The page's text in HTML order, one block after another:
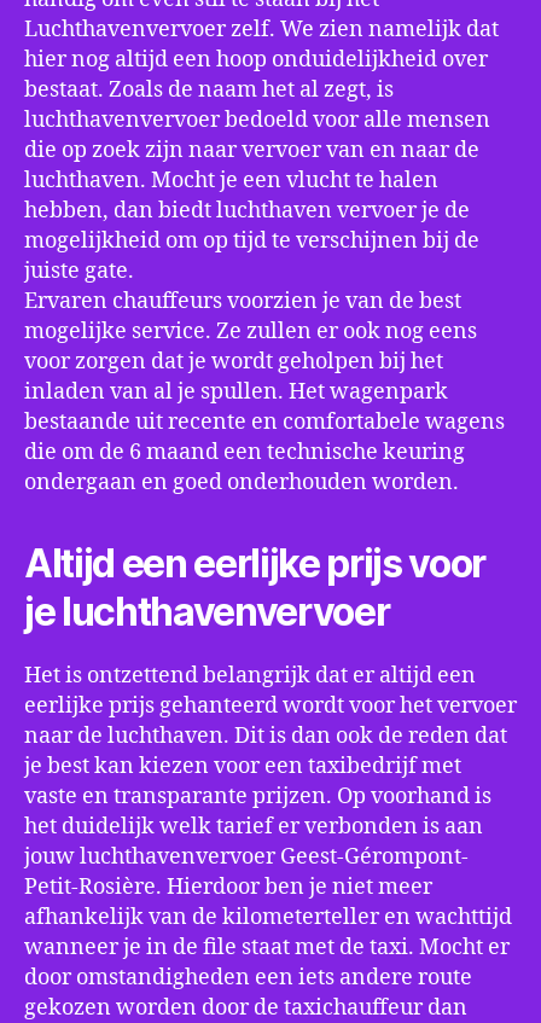
Luchthavenvervoer zelf. We zien namelijk dat
hier nog altijd een hoop onduidelijkheid over
bestaat. Zoals de naam het al zegt, is
luchthavenvervoer bedoeld voor alle mensen
die op zoek zijn naar vervoer van en naar de
luchthaven. Mocht je een vlucht te halen
hebben, dan biedt luchthaven vervoer je de
mogelijkheid om op tijd te verschijnen bij de
juiste gate.
Ervaren chauffeurs voorzien je van de best
mogelijke service. Ze zullen er ook nog eens
voor zorgen dat je wordt geholpen bij het
inladen van al je spullen. Het wagenpark
bestaande uit recente en comfortabele wagens
die om de 6 maand een technische keuring
ondergaan en goed onderhouden worden.
Altijd een eerlijke prijs voor
je luchthavenvervoer
Het is ontzettend belangrijk dat er altijd een
eerlijke prijs gehanteerd wordt voor het vervoer
naar de luchthaven. Dit is dan ook de reden dat
je best kan kiezen voor een taxibedrijf met
vaste en transparante prijzen. Op voorhand is
het duidelijk welk tarief er verbonden is aan
jouw luchthavenvervoer Geest-Gérompont-
Petit-Rosière. Hierdoor ben je niet meer
afhankelijk van de kilometerteller en wachttijd
wanneer je in de file staat met de taxi. Mocht er
door omstandigheden een iets andere route
gekozen worden door de taxichauffeur dan